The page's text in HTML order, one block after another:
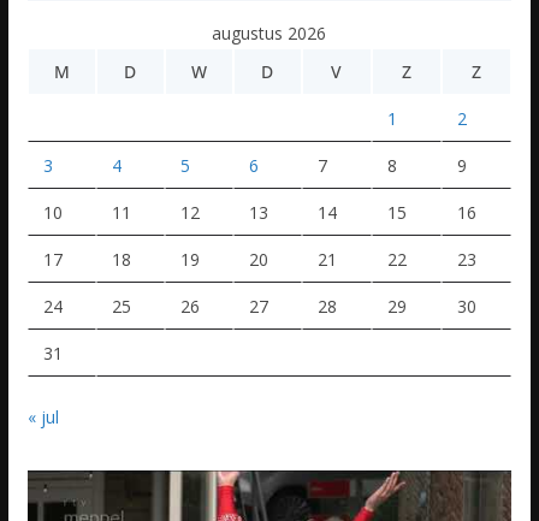
augustus 2026
M
D W D V Z Z
1 2
3 4 5 6 7 8 9
10 11 12 13 14 15 16
17 18 19 20 21 22 23
24 25 26 27 28 29 30
31
« jul